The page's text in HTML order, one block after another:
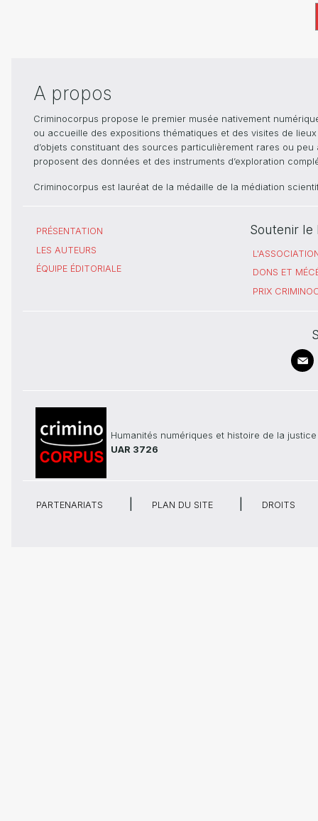
A propos
Criminocorpus propose le premier musée nativement
ou accueille des expositions thématiques et des visites de
d’objets constituant des sources particulièrement rares ou
proposent des données et des instruments d’exploration
Criminocorpus est lauréat de la médaille de la médiation
PRÉSENTATION
LES AUTEURS
ÉQUIPE ÉDITORIALE
Soutenir le
DONS ET
PRIX
Humanités numériques et histoire de la justice
UAR 3726
PARTENARIATS PLAN DU SITE DROITS